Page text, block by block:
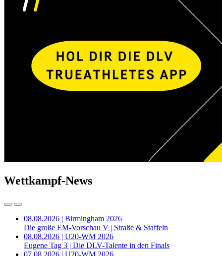
Wettkampf-News
08.08.2026 | Birmingham 2026
Die große EM-Vorschau V | Straße & Staffeln
08.08.2026 | U20-WM 2026
Eugene Tag 3 | Die DLV-Talente in den Finals
07.08.2026 | U20-WM 2026